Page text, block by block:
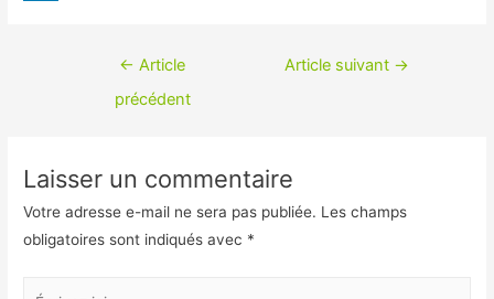
Navigation
← Article
précédent
Article suivant →
Laisser un commentaire
Votre adresse e-mail ne sera pas publiée. Les champs
obligatoires sont indiqués avec *
Écrivez